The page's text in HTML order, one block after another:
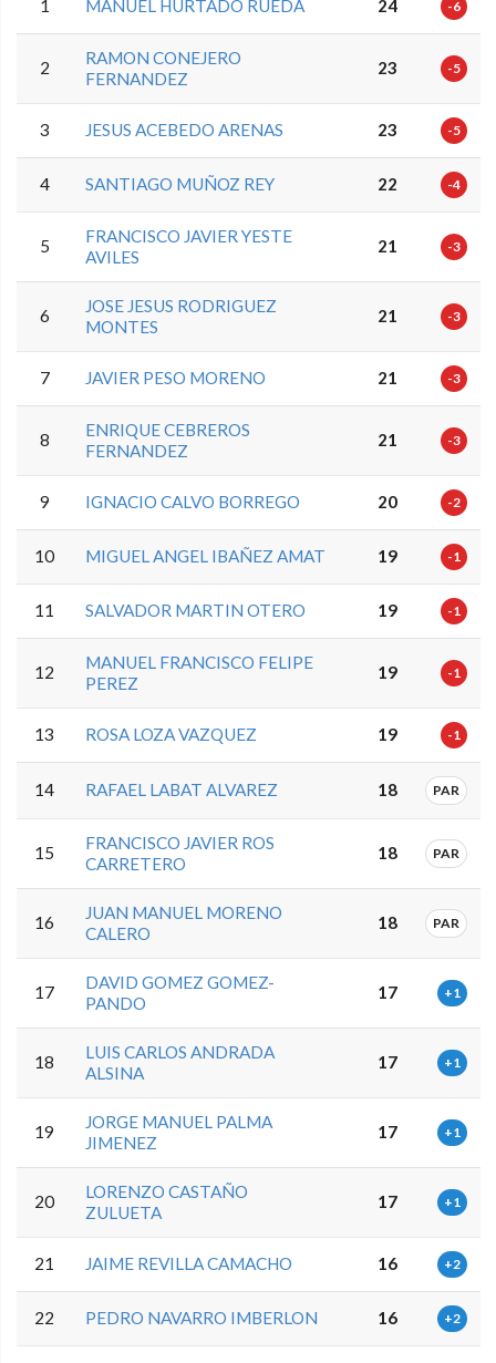
1 MANUEL HURTADO RUEDA 24 -6
2
RAMON CONEJERO
FERNANDEZ
23 -5
3 JESUS ACEBEDO ARENAS 23 -5
4 SANTIAGO MUÑOZ REY 22 -4
5
FRANCISCO JAVIER YESTE
AVILES
21 -3
6
JOSE JESUS RODRIGUEZ
MONTES
21 -3
7 JAVIER PESO MORENO 21 -3
8
ENRIQUE CEBREROS
FERNANDEZ
21 -3
9 IGNACIO CALVO BORREGO 20 -2
10 MIGUEL ANGEL IBAÑEZ AMAT 19 -1
11 SALVADOR MARTIN OTERO 19 -1
12
MANUEL FRANCISCO FELIPE
PEREZ
19 -1
13 ROSA LOZA VAZQUEZ 19 -1
14 RAFAEL LABAT ALVAREZ 18 PAR
15
FRANCISCO JAVIER ROS
CARRETERO
18 PAR
16
JUAN MANUEL MORENO
CALERO
18 PAR
17
DAVID GOMEZ GOMEZ-
PANDO
17 +1
18
LUIS CARLOS ANDRADA
ALSINA
17 +1
19
JORGE MANUEL PALMA
JIMENEZ
17 +1
20
LORENZO CASTAÑO
ZULUETA
17 +1
21 JAIME REVILLA CAMACHO 16 +2
22 PEDRO NAVARRO IMBERLON 16 +2